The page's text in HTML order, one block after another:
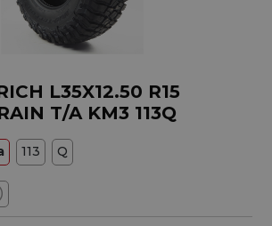
L35X12.50 R15
T/A KM3 113Q
113 Q